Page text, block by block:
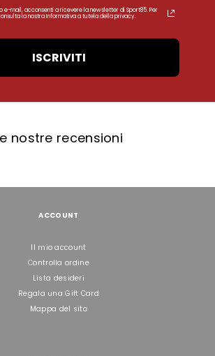
e-mail, acconsenti a ricevere la newsletter di Sport85. Per
la nostra Informativa a tutela della privacy.
ISCRIVITI
nostre recensioni
ACCOUNT
Il mio account
Controlla ordine
Lista desideri
Regala una Gift Card
Mappa del sito